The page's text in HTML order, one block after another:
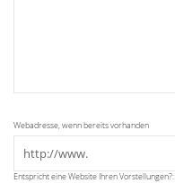
Webadresse, wenn bereits vorhanden
Entspricht eine Website Ihren Vorstellungen?: